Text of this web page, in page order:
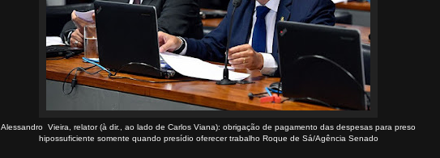
Alessandro Vieira, relator (à dir., ao lado de Carlos Viana): obrigação de pagamento das despesas para preso
hipossuficiente somente quando presídio oferecer trabalho Roque de Sá/Agência Senado